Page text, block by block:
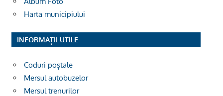
Harta municipiului
INFORMAȚII UTILE
Coduri poștale
Mersul autobuzelor
Mersul trenurilor